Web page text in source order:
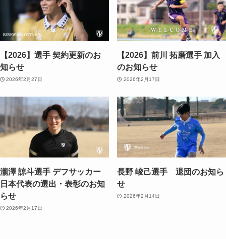
【2026】選手 契約更新のお
知らせ
2026年2月27日
【2026】前川 拓磨選手 加入
のお知らせ
2026年2月17日
瀧澤 諒斗選手 デフサッカー
日本代表の選出・表彰のお知
らせ
2026年2月17日
長野 峻己選手 退団のお知ら
せ
2026年2月14日